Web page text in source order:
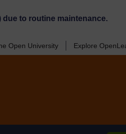
due to routine maintenance.
Open University Explore